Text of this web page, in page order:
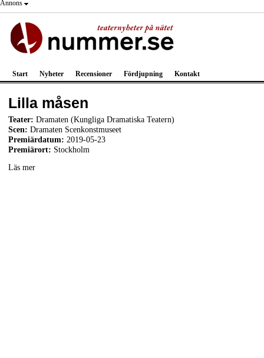
Annons
Start Nyheter Recensioner Fördjupning Kontakt
Lilla måsen
Teater: Dramaten (Kungliga Dramatiska Teatern)
Scen: Dramaten Scenkonstmuseet
Premiärdatum: 2019-05-23
Premiärort: Stockholm
Läs mer